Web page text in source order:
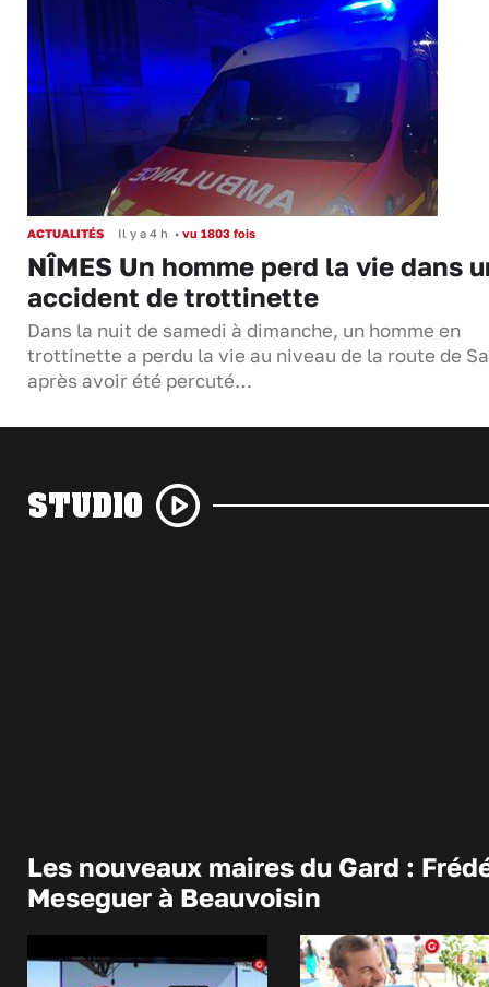
ACTUALITÉS Il y a 4 h • vu 1803 fois
NÎMES Un homme perd la vie dans
accident de trottinette
Dans la nuit de samedi à dimanche, un homme en
trottinette a perdu la vie au niveau de la route de
après avoir été percuté…
STUDIO
Les nouveaux maires du Gard :
Meseguer à Beauvoisin